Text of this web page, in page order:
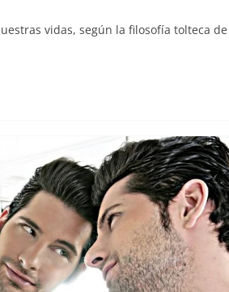
vidas, según la filosofía tolteca de